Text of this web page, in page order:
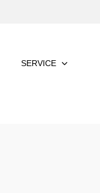
SERVICE